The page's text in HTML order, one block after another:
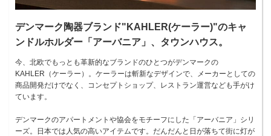
デンマーク陶器ブランド"KAHLER(ケーラー)"のキャ
ンドルホルダー「アーバニア」、タウンハウス。
今、北欧でもっとも革新的なブランドのひとつがデンマークの
KAHLER（ケーラー）。ケーラーは斬新なデザインで、メーカーとしての
商品開発だけでなく、コンセプトショップ、レストラン運営なども手がけ
ています。
デンマークのアパートメントや協会をモチーフにした「アーバニア」シリ
ーズ。日本では人気の高いアイテムです。だんだんと日が落ちて街に灯が